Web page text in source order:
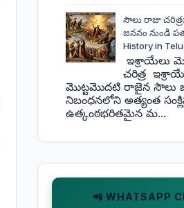
సౌలు రాజు
జననం నుండి
History in
ఇశ్రాయేలు
చరిత్ర
మొట్టమొదటి రాజైన సౌలు
నిబంధనలోని అత్యంత
ఉత్కంఠభరితమైన మ...
📲 WHATSAPP